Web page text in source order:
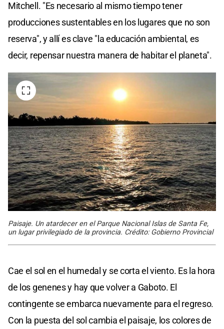
Mitchell. "Es necesario al mismo tiempo tener
producciones sustentables en los lugares que no son
reserva", y allí es clave "la educación ambiental, es
decir, repensar nuestra manera de habitar el planeta".
Paisaje. Un atardecer en el Parque Nacional Islas de Santa Fe,
un lugar privilegiado de la provincia. Crédito: Gobierno Provincial
Cae el sol en el humedal y se corta el viento. Es la hora
de los genenes y hay que volver a Gaboto. El
contingente se embarca nuevamente para el regreso.
Con la puesta del sol cambia el paisaje, los colores de